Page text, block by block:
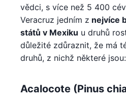
vědci, s více než 5 400
Veracruz jedním z nejvíce
států v Mexiku u druhů
důležité zdůraznit, že má
druhů, z nichž některé jsou:
Acalocote (Pinus